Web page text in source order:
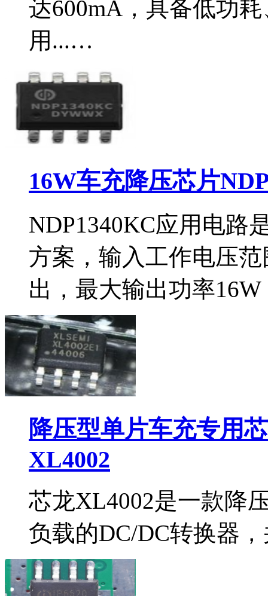
达600mA，具备低功
用...…
16W车充降压芯片
NDP1340KC应用电路
方案，输入工作电压
出，最大输出功率
降压型单片车充专用
XL4002
芯龙XL4002是一款降
负载的DC/DC转换器